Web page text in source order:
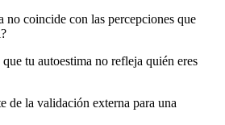
no coincide con las percepciones que
tu autoestima no refleja quién eres
de la validación externa para una